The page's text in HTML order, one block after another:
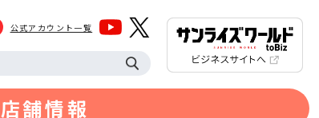
公式アカウント一覧
店舗情報